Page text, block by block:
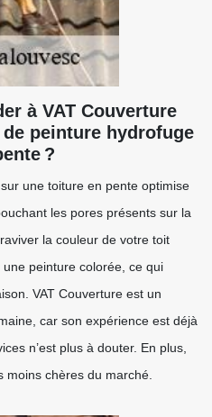
à VAT Couverture
peinture hydrofuge
?
une toiture en pente optimise
les pores présents sur la
la couleur de votre toit
peinture colorée, ce qui
VAT Couverture est un
car son expérience est déjà
n’est plus à douter. En plus,
moins chères du marché.